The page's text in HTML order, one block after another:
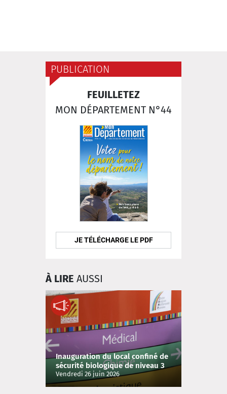
PUBLICATION
FEUILLETEZ
MON DÉPARTEMENT N°44
JE TÉLÉCHARGE LE PDF
À LIRE AUSSI
Inauguration du local confiné de
sécurité biologique de niveau 3
du laboratoire départemental
d’analyses
Vendredi 26 juin 2026